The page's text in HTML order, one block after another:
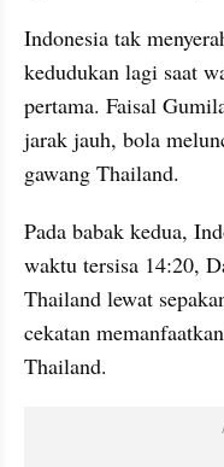
Indonesia tak
kedudukan lagi saat
pertama. Faisal
jarak jauh, bola
gawang Thailand.
Pada babak kedua,
waktu tersisa 14:20,
Thailand lewat
cekatan
Thailand.